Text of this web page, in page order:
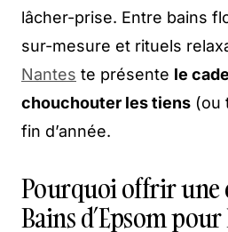
lâcher-prise. Entre bains
sur-mesure et rituels
Nantes te présente le
chouchouter les tiens (ou
fin d’année.
Pourquoi offrirune
Bains d’Epsom pour